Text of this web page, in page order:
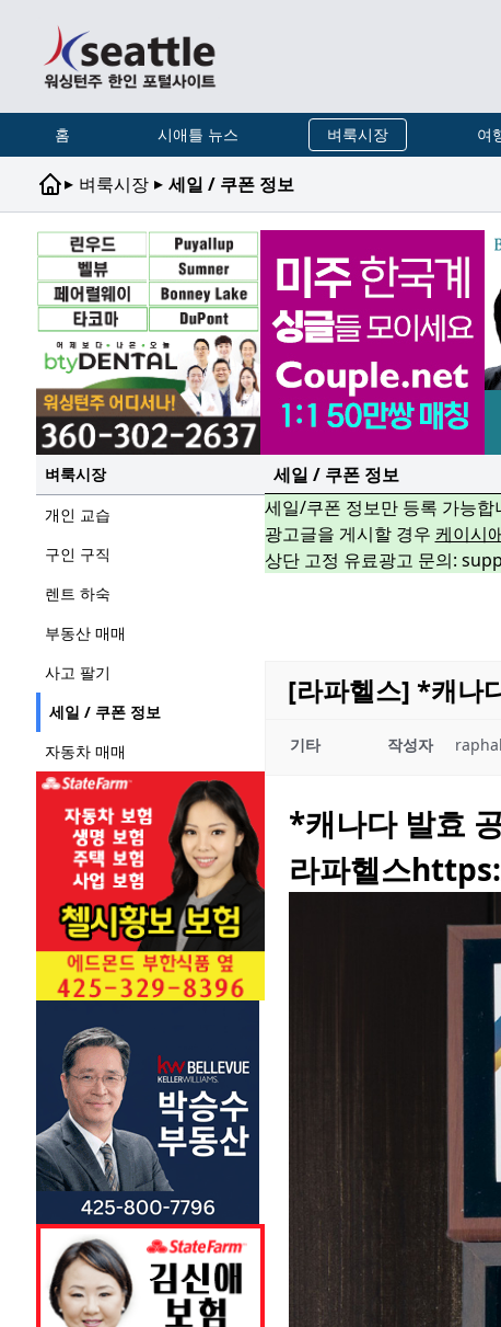
홈 시애틀 뉴스 벼룩시장 여
▸ 벼룩시장 ▸ 세일 / 쿠폰 정보
벼룩시장
개인 교습
구인 구직
렌트 하숙
부동산 매매
사고 팔기
세일 / 쿠폰 정보
자동차 매매
세일 / 쿠폰 정보
세일/쿠폰 정보만 등록 가능합
광고글을 게시할 경우 케이시
상단 고정 유료광고 문의:
[라파헬스] *캐나
기타 작성자
*캐나다 발효
라파헬스